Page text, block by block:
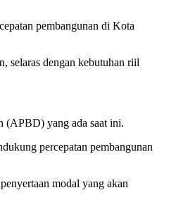
pembangunan di Kota
selaras dengan kebutuhan riil
(APBD) yang ada saat ini.
percepatan pembangunan
modal yang akan